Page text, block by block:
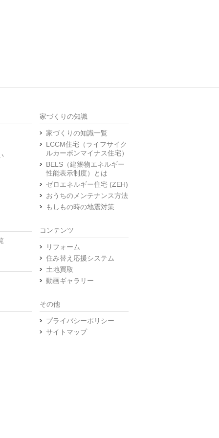
家づくりの知識
家づくりの知識一覧
LCCM住宅（ライフサイク
ルカーボンマイナス住宅）
BELS（建築物エネルギー
性能表示制度）とは
ゼロエネルギー住宅 (ZEH)
おうちのメンテナンス方法
もしもの時の地震対策
コンテンツ
リフォーム
住み替え応援システム
土地買取
動画ギャラリー
その他
プライバシーポリシー
サイトマップ